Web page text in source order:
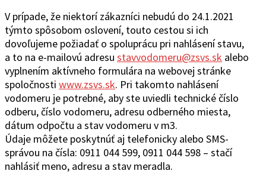
V prípade, že niektorí zákazníci nebudú do 24.1.2021
týmto spôsobom oslovení, touto cestou si ich
dovoľujeme požiadať o spoluprácu pri nahlásení stavu,
a to na e-mailovú adresu stavvodomeru@zsvs.sk alebo
vyplnením aktívneho formulára na webovej stránke
spoločnosti www.zsvs.sk. Pri takomto nahlásení
vodomeru je potrebné, aby ste uviedli technické číslo
odberu, číslo vodomeru, adresu odberného miesta,
dátum odpočtu a stav vodomeru v m3.
Údaje môžete poskytnúť aj telefonicky alebo SMS-
správou na čísla: 0911 044 599, 0911 044 598 – stačí
nahlásiť meno, adresu a stav meradla.